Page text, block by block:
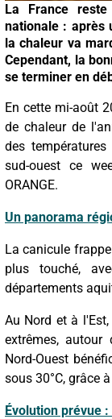
La France reste
nationale : après
la chaleur va
Cependant, la
se terminer en
En cette mi-août
de chaleur de
des
sud-ouest ce
ORANGE.
Un panorama
La canicule
plus touché,
départements
Au Nord et à
extrêmes,
Nord-Ouest
sous 30°C, grâce
Évolution prévue